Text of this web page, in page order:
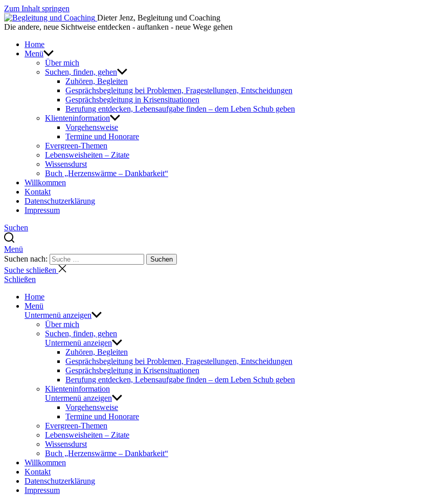
Zum Inhalt springen
Dieter Jenz, Begleitung und Coaching
Die andere, neue Sichtweise entdecken - auftanken - neue Wege gehen
Home
Menü
Über mich
Suchen, finden, gehen
Zuhören, Begleiten
Gesprächsbegleitung bei Problemen, Fragestellungen, Entscheidungen
Gesprächsbegleitung in Krisensituationen
Berufung entdecken, Lebensaufgabe finden – dem Leben Schub geben
Klienteninformation
Vorgehensweise
Termine und Honorare
Evergreen-Themen
Lebensweisheiten – Zitate
Wissensdurst
Buch „Herzenswärme – Dankbarkeit“
Willkommen
Kontakt
Datenschutzerklärung
Impressum
Suchen
Menü
Suchen nach:
Suchen
Suche schließen
Schließen
Home
Menü
Untermenü anzeigen
Über mich
Suchen, finden, gehen
Untermenü anzeigen
Zuhören, Begleiten
Gesprächsbegleitung bei Problemen, Fragestellungen, Entscheidungen
Gesprächsbegleitung in Krisensituationen
Berufung entdecken, Lebensaufgabe finden – dem Leben Schub geben
Klienteninformation
Untermenü anzeigen
Vorgehensweise
Termine und Honorare
Evergreen-Themen
Lebensweisheiten – Zitate
Wissensdurst
Buch „Herzenswärme – Dankbarkeit“
Willkommen
Kontakt
Datenschutzerklärung
Impressum